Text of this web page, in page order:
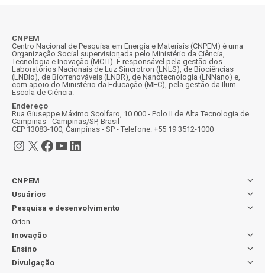
CNPEM
Centro Nacional de Pesquisa em Energia e Materiais (CNPEM) é uma
Organização Social supervisionada pelo Ministério da Ciência,
Tecnologia e Inovação (MCTI). É responsável pela gestão dos
Laboratórios Nacionais de Luz Síncrotron (LNLS), de Biociências
(LNBio), de Biorrenováveis (LNBR), de Nanotecnologia (LNNano) e,
com apoio do Ministério da Educação (MEC), pela gestão da Ilum
Escola de Ciência.
Endereço
Rua Giuseppe Máximo Scolfaro, 10.000 - Polo II de Alta Tecnologia de
Campinas - Campinas/SP, Brasil
CEP 13083-100, Campinas - SP - Telefone: +55 19 3512-1000
Instagram
X Facebook
Youtube
LinkedIn
CNPEM
Usuários
Pesquisa e desenvolvimento
Orion
Inovação
Ensino
Divulgação